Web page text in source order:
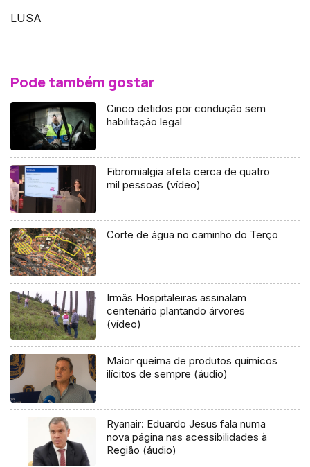
LUSA
Pode também gostar
Cinco detidos por condução sem
habilitação legal
Fibromialgia afeta cerca de quatro
mil pessoas (vídeo)
Corte de água no caminho do Terço
Irmãs Hospitaleiras assinalam
centenário plantando árvores
(vídeo)
Maior queima de produtos químicos
ilícitos de sempre (áudio)
Ryanair: Eduardo Jesus fala numa
nova página nas acessibilidades à
Região (áudio)